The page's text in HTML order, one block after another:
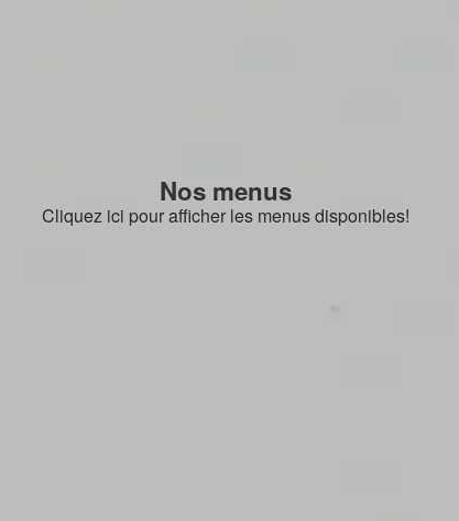
Nos menus
Cliquez ici pour afficher les menus disponibles!